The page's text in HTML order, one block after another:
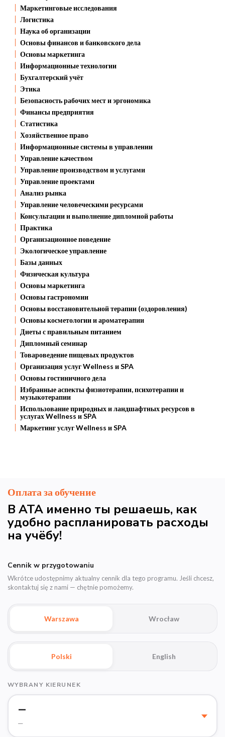
Маркетинговые исследования
Логистика
Наука об организации
Основы финансов и банковского дела
Основы маркетинга
Информационные технологии
Бухгалтерский учёт
Этика
Безопасность рабочих мест и эргономика
Финансы предприятия
Статистика
Хозяйственное право
Информационные системы в управлении
Управление качеством
Управление производством и услугами
Управление проектами
Анализ рынка
Управление человеческими ресурсами
Консультации и выполнение дипломной работы
Практика
Организационное поведение
Экологическое управление
Базы данных
Физическая культура
Основы маркетинга
Основы гастрономии
Основы восстановительной терапии (оздоровления)
Основы косметологии и ароматерапии
Диеты с правильным питанием
Дипломный семинар
Товароведение пищевых продуктов
Организация услуг Wellness и SPA
Основы гостиничного дела
Избранные аспекты физиотерапии, психотерапии и
музыкотерапии
Использование природных и ландшафтных ресурсов в
услугах Wellness и SPA
Маркетинг услуг Wellness и SPA
Оплата за обучение
В АТА именно ты решаешь, как
удобно распланировать расходы
на учёбу!
Cennik w przygotowaniu
Wkrótce udostępnimy aktualny cennik dla tego programu. Jeśli chcesz,
skontaktuj się z nami — chętnie pomożemy.
Warszawa Wrocław
Polski English
WYBRANY KIERUNEK
—
—